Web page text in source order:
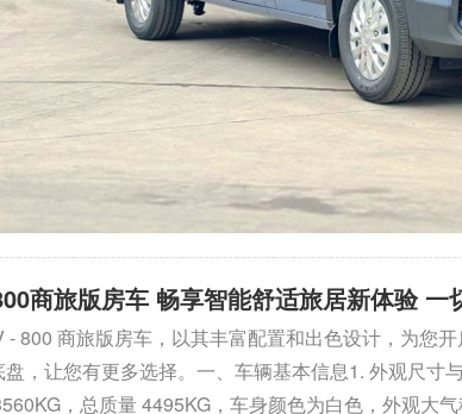
商旅版房车 畅享智能舒适旅居新体验
- 800 商旅版房车，以其丰富配置和出色设计，为您
，让您有更多选择。一、车辆基本信息1. 外观尺寸
，总质量 4495KG，车身颜色为白色，外观大